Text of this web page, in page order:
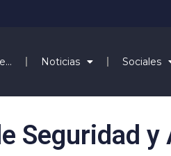
Noticias Sociales
Seguridad